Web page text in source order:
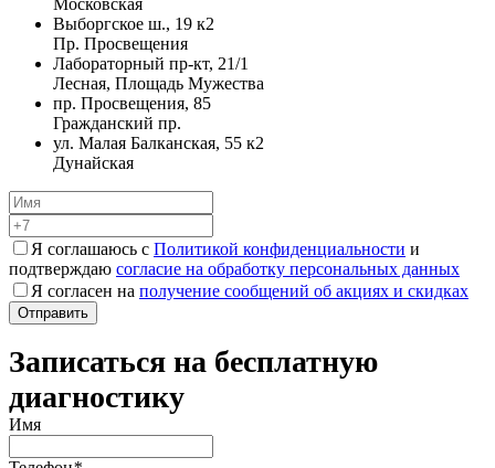
Выборгское ш., 19 к2
Пр. Просвещения
Лабораторный пр-кт, 21/1
Лесная, Площадь Мужества
пр. Просвещения, 85
Гражданский пр.
ул. Малая Балканская, 55 к2
Дунайская
Я соглашаюсь с Политикой конфиденциальности и
подтверждаю согласие на обработку персональных данных
Я согласен на получение сообщений об акциях и скидках
Записаться на бесплатную
диагностику
Имя